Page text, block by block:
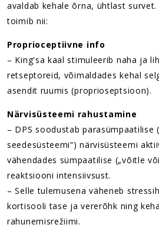
avaldab kehale õrna, ühtlast
toimib nii:
Proprioceptiivne info
– King'sa kaal stimuleerib naha ja
retseptoreid, võimaldades kehal
asendit ruumis (proprioseptsioon).
Närvisüsteemi rahustamine
– DPS soodustab parasümpaatilise
seedesüsteemi“) närvisüsteemi
vähendades sümpaatilise („võitle
reaktsiooni intensiivsust.
– Selle tulemusena väheneb
kortisooli tase ja vererõhk ning
rahunemisrežiimi.